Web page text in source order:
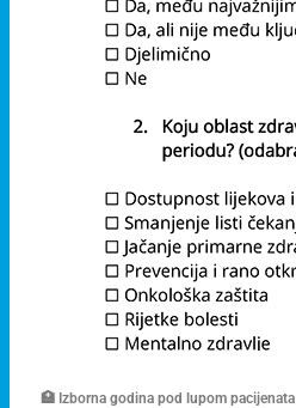
🏥 Izborna godina pod lupom pacijenata